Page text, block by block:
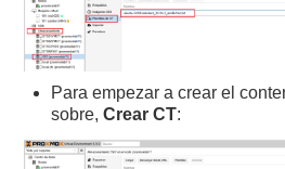
Para empezar a crear el
sobre,Crear CT: